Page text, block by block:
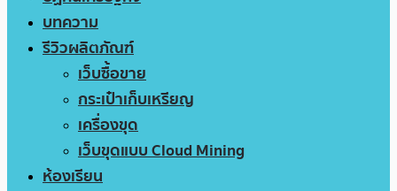
บทความ
รีวิวผลิตภัณฑ์
เว็บซื้อขาย
กระเป๋าเก็บเหรียญ
เครื่องขุด
เว็บขุดแบบ Cloud Mining
ห้องเรียน